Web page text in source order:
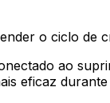
o ciclo de
ao
eficaz